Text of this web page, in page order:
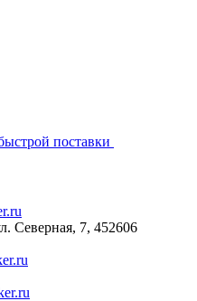
поставки
Северная, 7, 452606